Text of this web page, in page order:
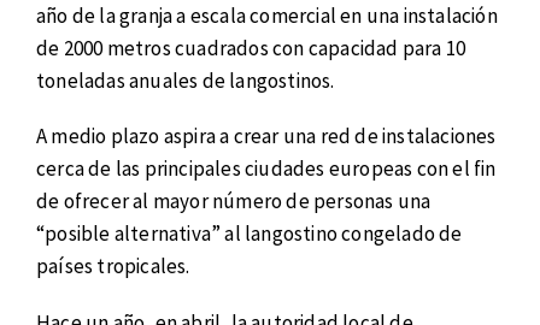
año de la granja a escala comercial en una instalación
de 2000 metros cuadrados con capacidad para 10
toneladas anuales de langostinos.
A medio plazo aspira a crear una red de instalaciones
cerca de las principales ciudades europeas con el fin
de ofrecer al mayor número de personas una
“posible alternativa” al langostino congelado de
países tropicales.